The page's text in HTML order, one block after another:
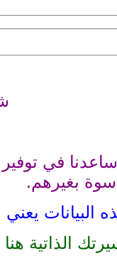
في
بغيرهم.
البيانات
الذاتية هنا